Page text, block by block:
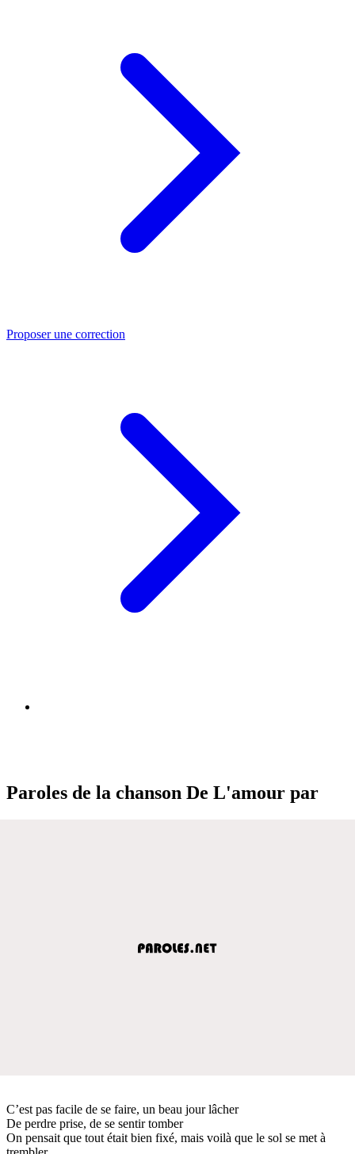
Proposer une correction
Paroles de la chanson De L'amour par
C’est pas facile de se faire, un beau jour lâcher
De perdre prise, de se sentir tomber
On pensait que tout était bien fixé, mais voilà que le sol se met à